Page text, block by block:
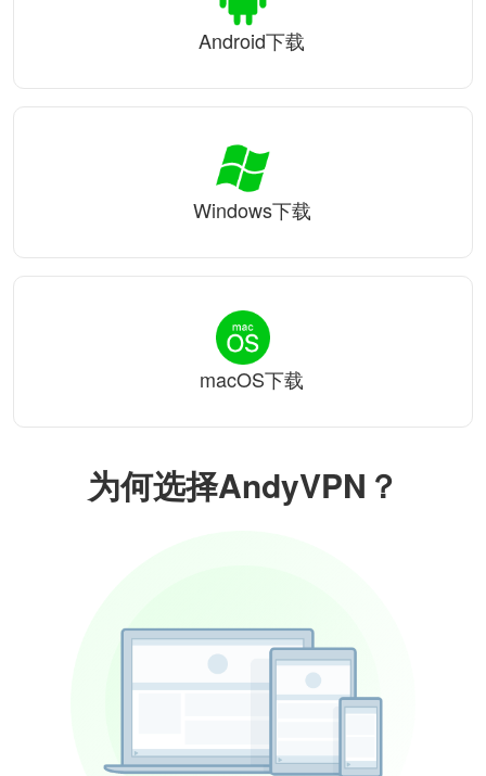
为何选择AndyVPN？
Android下载
Windows下载
macOS下载